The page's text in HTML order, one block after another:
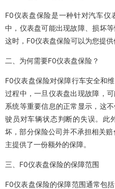
F0仪表盘保险是一种针对汽车仪
中，仪表盘可能出现故障、损坏
这时，F0仪表盘保险可以为您提供
二、为何需要F0仪表盘保险？
F0仪表盘保险对保障行车安全和
过程中，一旦仪表盘出现故障，
系统等重要信息的正常显示，这
驶员对车辆状态判断的失误。此
坏，部分保险公司并不承担相关
主提供了一份额外的保障。
三、F0仪表盘保险的保障范围
F0仪表盘保险的保障范围通常包